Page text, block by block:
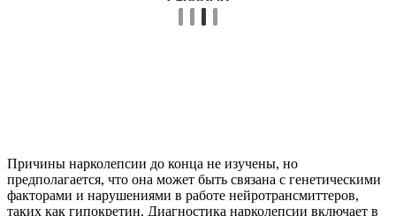
Причины нарколепсии до конца не изучены, но
предполагается, что она может быть связана с генетическими
факторами и нарушениями в работе нейротрансмиттеров,
таких как гипокретин. Диагностика нарколепсии включает в